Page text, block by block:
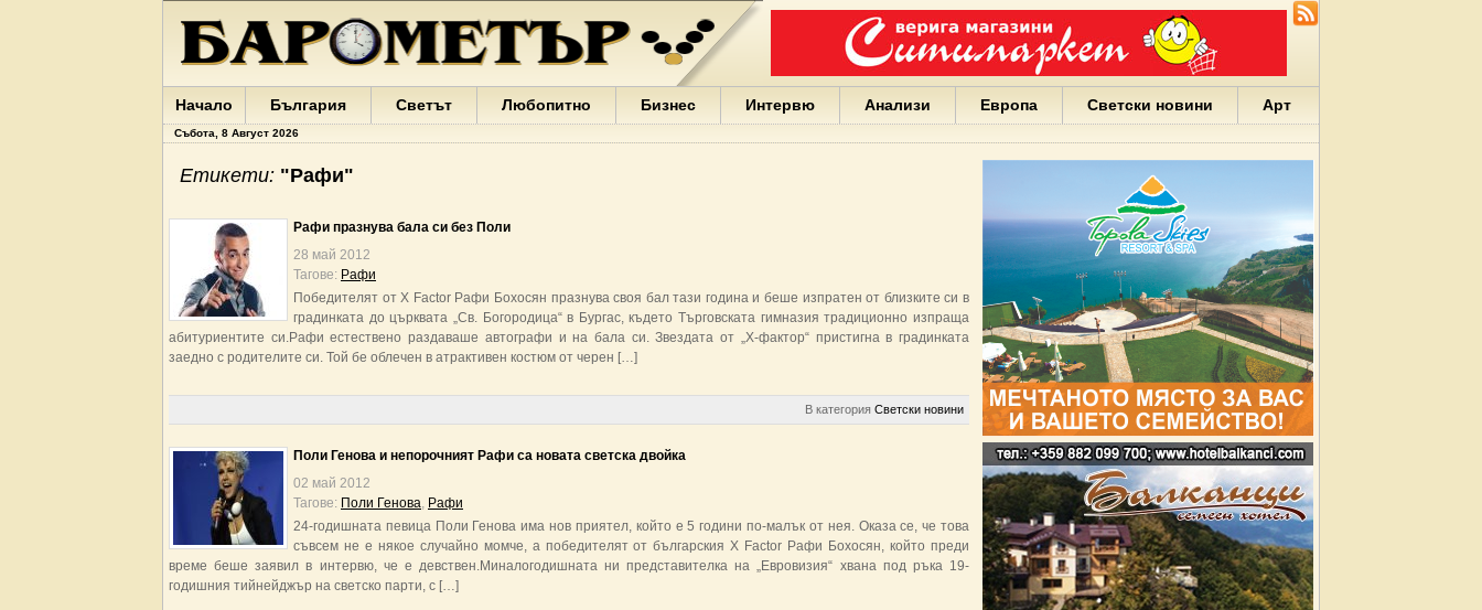
Варна
България
Портних
Facebook
ЕС
Борисов
Европа
Български
София
Гърция
бизнес
Бербатов
ГЕРБ
Начало България Светът Любопитно Бизнес Интервю Анализи Европа Светски новини Арт
Събота, 8 Август 2026
Етикети: "Рафи"
Рафи празнува бала си без Поли
28 май 2012
Тагове: Рафи
Победителят от X Factor Рафи Бохосян празнува своя бал тази година и беше изпратен от близките си в
градинката до църквата „Св. Богородица“ в Бургас, където Търговската гимназия традиционно изпраща
абитуриентите си.Рафи естествено раздаваше автографи и на бала си. Звездата от „Х-фактор“ пристигна в градинката
заедно с родителите си. Той бе облечен в атрактивен костюм от черен […]
В категория Светски новини
Поли Генова и непорочният Рафи са новата светска двойка
02 май 2012
Тагове: Поли Генова, Рафи
24-годишната певица Поли Генова има нов приятел, който е 5 години по-малък от нея. Оказа се, че това
съвсем не е някое случайно момче, а победителят от българския X Factor Рафи Бохосян, който преди
време беше заявил в интервю, че е девствен.Миналогодишната ни представителка на „Евровизия“ хвана под ръка 19-
годишния тийнейджър на светско парти, с […]